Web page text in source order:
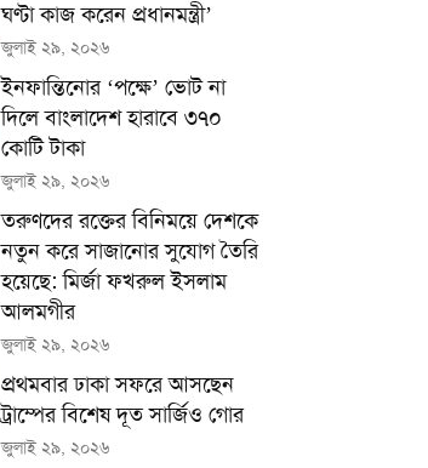
ঘণ্টা কাজ করেন প্রধানমন্ত্রী’
জুলাই ২৯, ২০২৬
ইনফান্তিনোর ‘পক্ষে’ ভোট না
দিলে বাংলাদেশ হারাবে ৩৭০
কোটি টাকা
জুলাই ২৯, ২০২৬
তরুণদের রক্তের বিনিময়ে দেশকে
নতুন করে সাজানোর সুযোগ তৈরি
হয়েছে: মির্জা ফখরুল ইসলাম
আলমগীর
জুলাই ২৯, ২০২৬
প্রথমবার ঢাকা সফরে আসছেন
ট্রাম্পের বিশেষ দূত সার্জিও গোর
জুলাই ২৯, ২০২৬